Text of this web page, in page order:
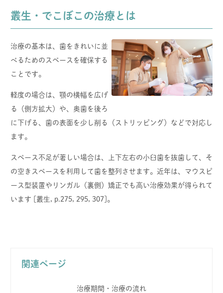
叢生・でこぼこの治療とは
治療の基本は、歯をきれいに並
べるためのスペースを確保する
ことです。
軽度の場合は、顎の横幅を広げ
る（側方拡大）や、奥歯を後ろ
に下げる、歯の表面を少し削る（ストリッピング）などで対応し
ます。
スペース不足が著しい場合は、上下左右の小臼歯を抜歯して、そ
の空きスペースを利用して歯を整列させます。近年は、マウスピ
ース型装置やリンガル（裏側）矯正でも高い治療効果が得られて
います [叢生, p.275, 295, 307]。
関連ページ
治療期間・治療の流れ